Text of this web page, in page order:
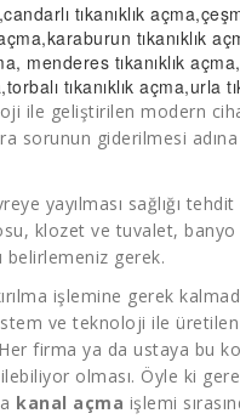
,candarlı tıkanıklık açma
,karaburun tıkanıklık
, menderes tıkanıklık açma
,torbalı tıkanıklık açma,urla
ile geliştirilen modern
sorunun giderilmesi
yayılması sağlığı
klozet ve tuvalet,
belirlemeniz gerek.
işlemine gerek
ve teknoloji ile
Her firma ya da ustaya bu
olması. Öyle ki
kanal açma işlemi